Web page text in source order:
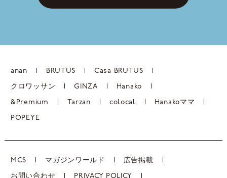
anan BRUTUS Casa BRUTUS
クロワッサン GINZA Hanako
&Premium Tarzan colocal Hanakoママ
POPEYE
MCS マガジンワールド 広告掲載
お問い合わせ PRIVACY POLICY